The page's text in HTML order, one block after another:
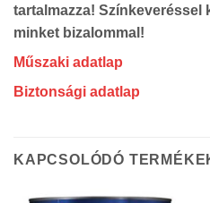
tartalmazza! Színkeveréssel
minket bizalommal!
Műszaki adatlap
Biztonsági adatlap
KAPCSOLÓDÓ